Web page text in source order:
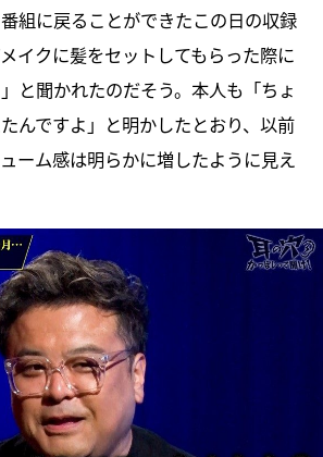
組に戻ることができたこの日の収録
イクに髪をセットしてもらった際に
と聞かれたのだそう。本人も「ちょ
んですよ」と明かしたとおり、以前
ーム感は明らかに増したように見え